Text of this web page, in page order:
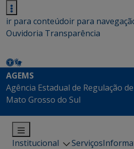
ir para conteúdoir para
Ouvidoria Transparência
AGEMS
Agência Estadual de Regulação
Mato Grosso do Sul
Institucional Serviços